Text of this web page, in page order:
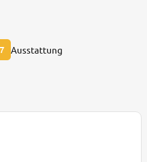
Ausstattung